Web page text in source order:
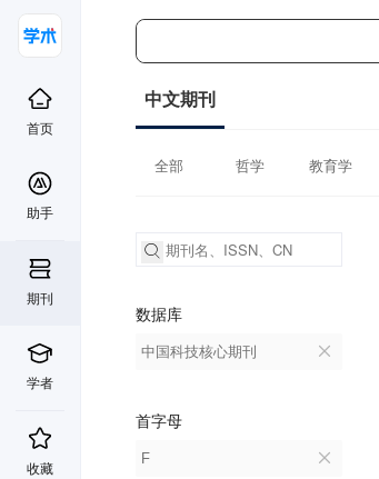
首页
助手
期刊
学者
收藏
中文期刊
全部 哲学 教育学
数据库
中国科技核心期刊
首字母
F